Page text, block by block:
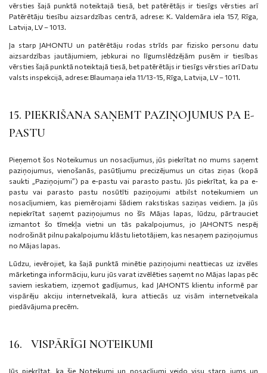
vērsties šajā punktā noteiktajā tiesā, bet patērētājs ir tiesīgs vērsties arī
Patērētāju tiesību aizsardzības centrā, adrese: K. Valdemāra iela 157, Rīga,
Latvija, LV – 1013.
Ja starp JAHONTU un patērētāju rodas strīds par fizisko personu datu
aizsardzības jautājumiem, jebkurai no līgumslēdzējām pusēm ir tiesības
vērsties šajā punktā noteiktajā tiesā, bet patērētājs ir tiesīgs vērsties arī Datu
valsts inspekcijā, adrese: Blaumaņa iela 11/13-15, Rīga, Latvija, LV – 1011.
15. PIEKRIŠANA SAŅEMT PAZIŅOJUMUS PA E-
PASTU
Pieņemot šos Noteikumus un nosacījumus, jūs piekrītat no mums saņemt
paziņojumus, vienošanās, pasūtījumu precizējumus un citas ziņas (kopā
saukti „Paziņojumi”) pa e-pastu vai parasto pastu. Jūs piekrītat, ka pa e-
pastu vai parasto pastu nosūtīti paziņojumi atbilst noteikumiem un
nosacījumiem, kas piemērojami šādiem rakstiskas saziņas veidiem. Ja jūs
nepiekrītat saņemt paziņojumus no šīs Mājas lapas, lūdzu, pārtrauciet
izmantot šo tīmekļa vietni un tās pakalpojumus, jo JAHONTS nespēj
nodrošināt pilnu pakalpojumu klāstu lietotājiem, kas nesaņem paziņojumus
no Mājas lapas.
Lūdzu, ievērojiet, ka šajā punktā minētie paziņojumi neattiecas uz izvēles
mārketinga informāciju, kuru jūs varat izvēlēties saņemt no Mājas lapas pēc
saviem ieskatiem, izņemot gadījumus, kad JAHONTS klientu informē par
vispārēju akciju internetveikalā, kura attiecās uz visām internetveikala
piedāvājuma precēm.
16. VISPĀRĪGI NOTEIKUMI
Jūs piekrītat, ka šie Noteikumi un nosacījumi veido visu starp jums un